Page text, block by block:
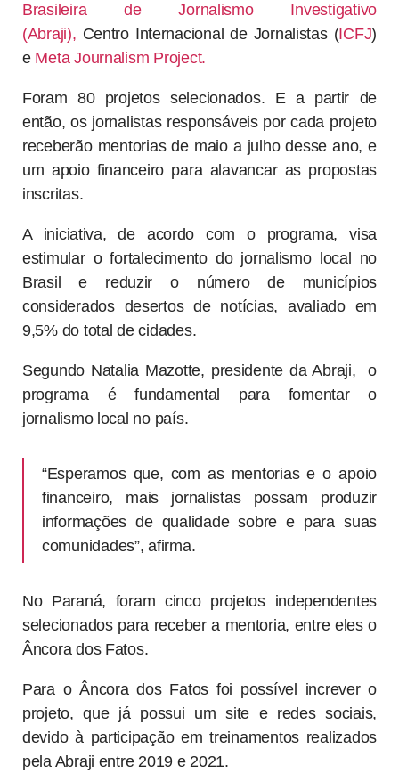
Brasileira de Jornalismo Investigativo
(Abraji), Centro Internacional de Jornalistas (ICFJ)
e Meta Journalism Project.
Foram 80 projetos selecionados. E a partir de
então, os jornalistas responsáveis por cada projeto
receberão mentorias de maio a julho desse ano, e
um apoio financeiro para alavancar as propostas
inscritas.
A iniciativa, de acordo com o programa, visa
estimular o fortalecimento do jornalismo local no
Brasil e reduzir o número de municípios
considerados desertos de notícias, avaliado em
9,5% do total de cidades.
Segundo Natalia Mazotte, presidente da Abraji, o
programa é fundamental para fomentar o
jornalismo local no país.
“Esperamos que, com as mentorias e o apoio
financeiro, mais jornalistas possam produzir
informações de qualidade sobre e para suas
comunidades”, afirma.
No Paraná, foram cinco projetos independentes
selecionados para receber a mentoria, entre eles o
Âncora dos Fatos.
Para o Âncora dos Fatos foi possível increver o
projeto, que já possui um site e redes sociais,
devido à participação em treinamentos realizados
pela Abraji entre 2019 e 2021.